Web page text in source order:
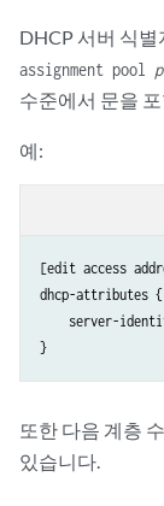
DHCP 서버 식
assignment pool
수준에서 문을
예:
[edit access
dhcp-attributes {
server-
또한 다음 계층
있습니다.